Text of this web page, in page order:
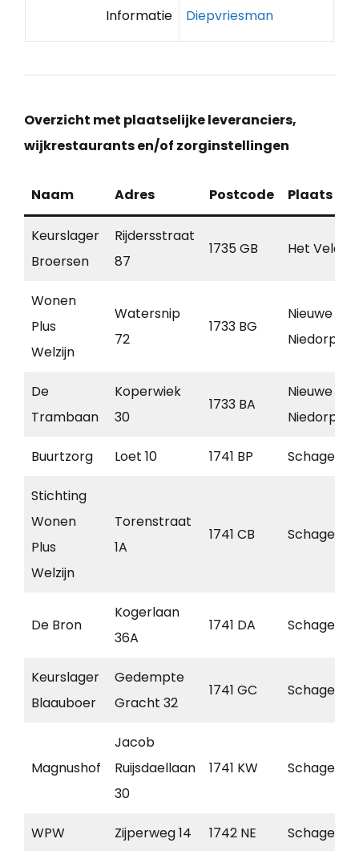
Informatie Diepvriesman
Overzicht met plaatselijke leveranciers,
wijkrestaurants en/of zorginstellingen
Naam Adres Postcode Plaats
Keurslager
Broersen
Rijdersstraat
87
1735 GB Het Veld
Wonen
Plus
Welzijn
Watersnip
72
1733 BG
Nieuwe
Niedorp
De
Trambaan
Koperwiek
30
1733 BA
Nieuwe
Niedorp
Buurtzorg Loet 10 1741 BP Schagen
Stichting
Wonen
Plus
Welzijn
Torenstraat
1A
1741 CB Schagen
De Bron
Kogerlaan
36A
1741 DA Schagen
Keurslager
Blaauboer
Gedempte
Gracht 32
1741 GC Schagen
Magnushof
Jacob
Ruijsdaellaan
30
1741 KW Schagen
WPW Zijperweg 14 1742 NE Schagen